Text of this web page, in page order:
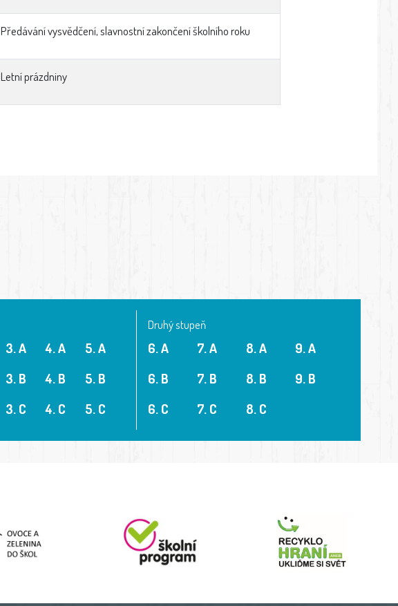
Předávání vysvědčení, slavnostní zakončení školního roku
Letní prázdniny
3. A
3. B
3. C
4. A
4. B
4. C
5. A
5. B
5. C
Druhý stupeň
6. A
6. B
6. C
7. A
7. B
7. C
8. A
8. B
8. C
9. A
9. B